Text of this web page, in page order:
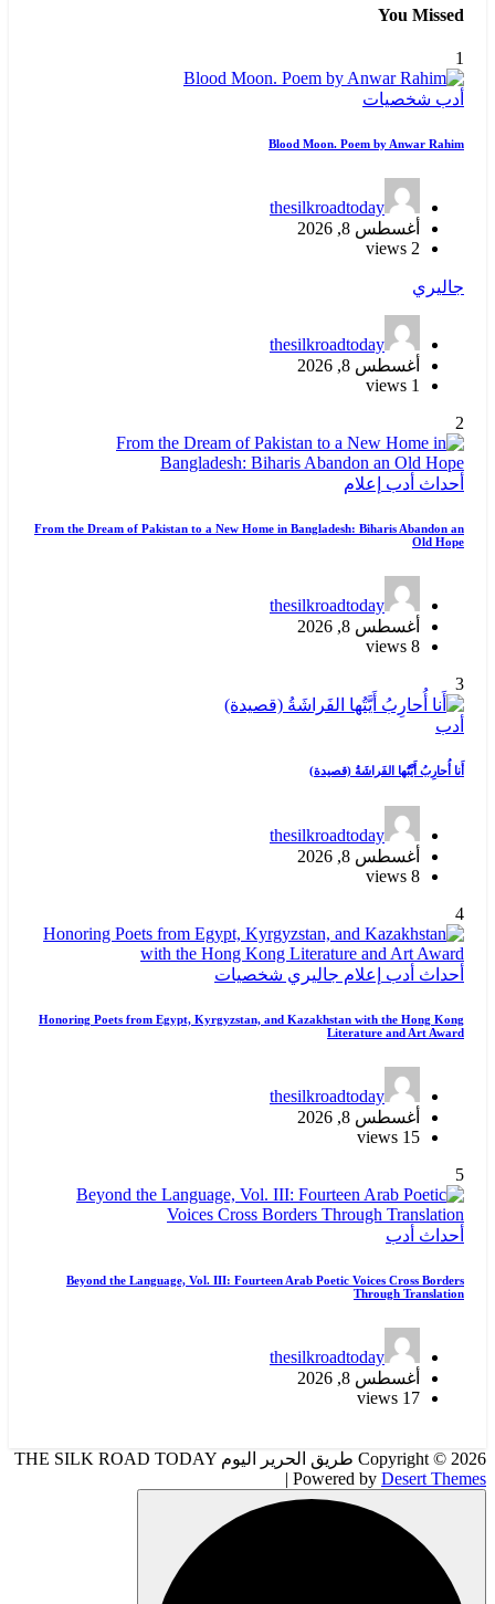
From the Dream of Pakistan to a New Home in
شخصيات
Honoring Poets from Egypt, Kyrgyzstan, and
Beyond the Language, Vol. III: Fourteen
Copyright © 2026 طريق الحرير اليوم THE SILK ROAD TODAY
|